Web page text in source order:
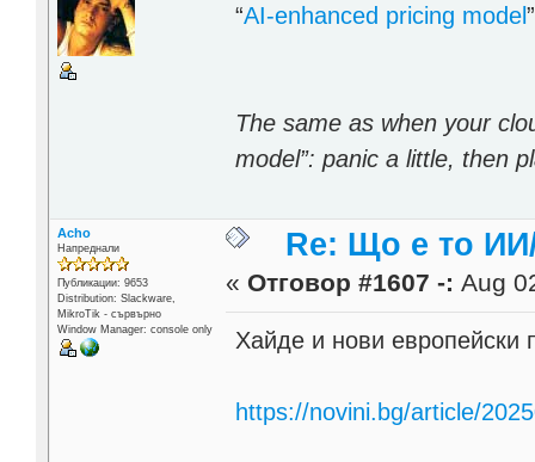
“AI-enhanced pricing model
The same as when your
model”: panic a little, then
Acho
Напреднали
Публикации: 9653
Distribution: Slackware,
MikroTik - сървърно
Window Manager: console only
Re: Що е то
« Отговор #1607 -: Aug
Хайде и нови европейски
https://novini.bg/article/